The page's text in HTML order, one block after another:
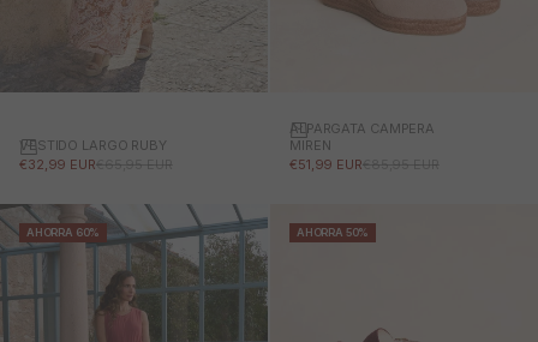
VESTIDO LARGO RUBY
PRECIO DE OFERTA
€32,99 EURPRECIO NORMAL
€65,95 EUR
ALPARGATA CAMPERA
MIREN
PRECIO DE OFERTA
€51,99 EURPRECIO NORMAL
€85,95 EUR
AHORRA 60% AHORRA 50%